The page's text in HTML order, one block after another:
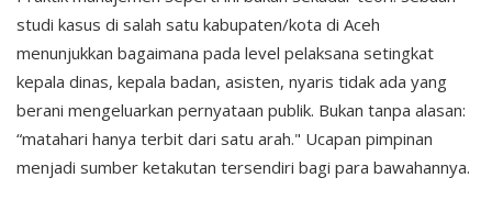
studi kasus di salah satu kabupaten/kota di Aceh
menunjukkan bagaimana pada level pelaksana setingkat
kepala dinas, kepala badan, asisten, nyaris tidak ada yang
berani mengeluarkan pernyataan publik. Bukan tanpa alasan:
“matahari hanya terbit dari satu arah." Ucapan pimpinan
menjadi sumber ketakutan tersendiri bagi para bawahannya.